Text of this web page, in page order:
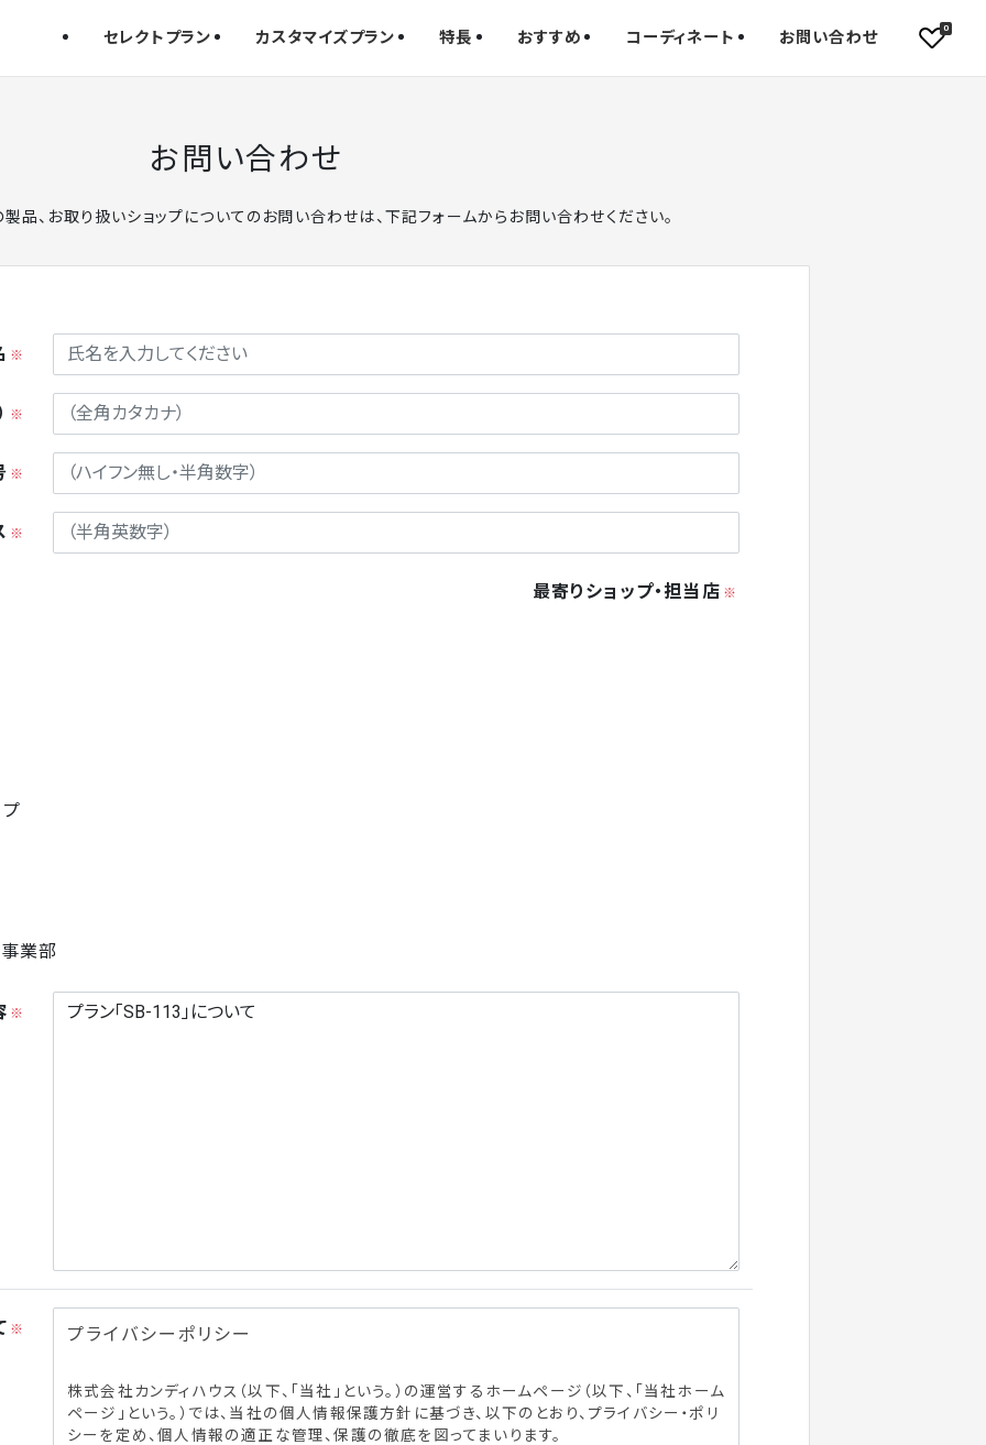
セレクトプラン カスタマイズプラン 特長 おすすめ コーディネート お問い合わせ
0
お問い合わせ
品、お取り扱いショップについてのお問い合わせは、下記フォームからお問い合わせください。
※
※
※
※
最寄りショップ・担当店 ※
事業部
※
※ プライバシーポリシー
株式会社カンディハウス（以下、「当社」という。）の運営するホームページ（以下、「当社ホーム
ページ」という。）では、当社の個人情報保護方針に基づき、以下のとおり、プライバシー・ポリ
シーを定め、個人情報の適正な管理、保護の徹底を図ってまいります。